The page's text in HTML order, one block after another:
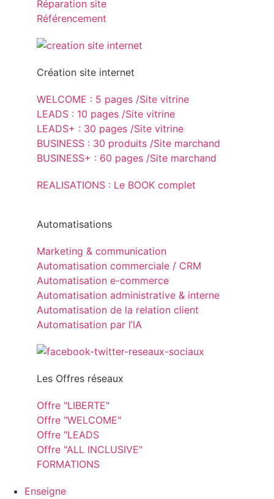
Réparation site
Référencement
Création site internet
WELCOME : 5 pages /Site vitrine
LEADS : 10 pages /Site vitrine
LEADS+ : 30 pages /Site vitrine
BUSINESS : 30 produits /Site marchand
BUSINESS+ : 60 pages /Site marchand
REALISATIONS : Le BOOK complet
Automatisations
Marketing & communication
Automatisation commerciale / CRM
Automatisation e-commerce
Automatisation administrative & interne
Automatisation de la relation client
Automatisation par l’IA
Les Offres réseaux
Offre "LIBERTE"
Offre "WELCOME"
Offre "LEADS
Offre "ALL INCLUSIVE"
FORMATIONS
Enseigne